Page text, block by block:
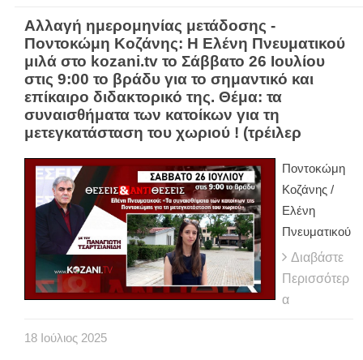
Αλλαγή ημερομηνίας μετάδοσης -
Ποντοκώμη Κοζάνης: Η Ελένη Πνευματικού
μιλά στο kozani.tv το Σάββατο 26 Ιουλίου
στις 9:00 το βράδυ για το σημαντικό και
επίκαιρο διδακτορικό της. Θέμα: τα
συναισθήματα των κατοίκων για τη
μετεγκατάσταση του χωριού ! (τρέιλερ
Ποντοκώμη
Κοζάνης /
Ελένη
Πνευματικού
Διαβάστε
Περισσότερ
α
18 Ιούλιος 2025